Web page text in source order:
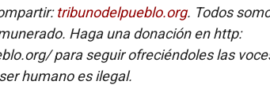
tribunodelpueblo.org. Todos
Haga una donación en http:
para seguir ofreciéndoles las
humano es ilegal.